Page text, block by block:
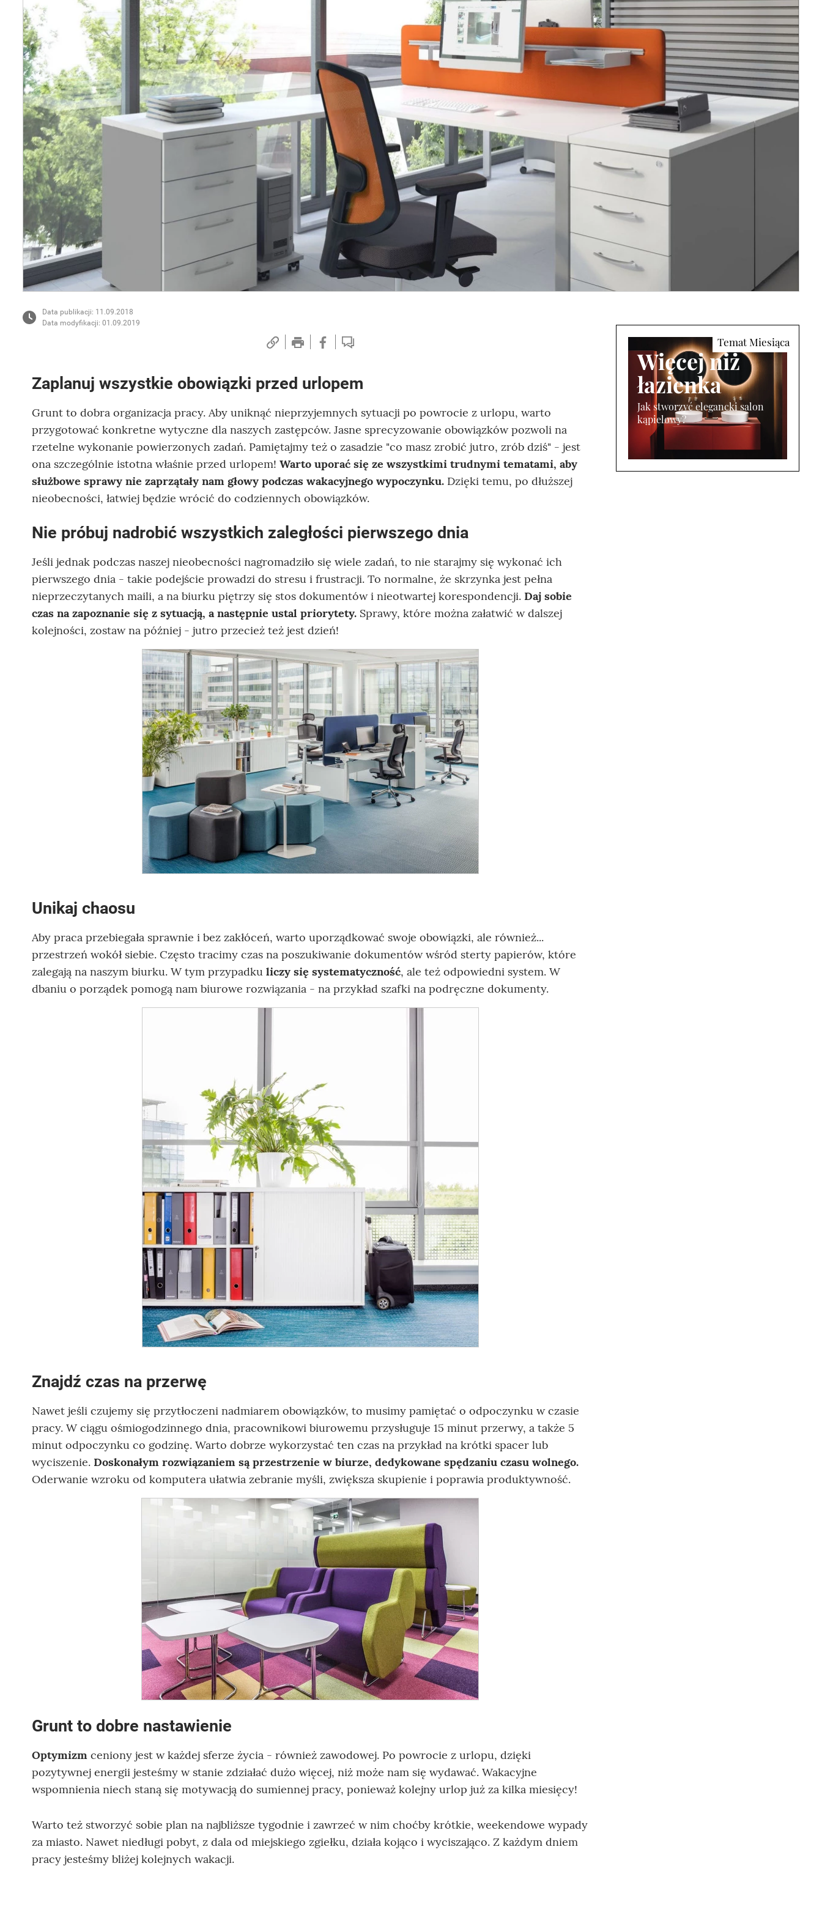
Wellnes
DIY
Data publikacji: 11.09.2018
Data modyfikacji: 01.09.2019
Zaplanuj wszystkie obowiązki przed urlopem
Grunt to dobra organizacja pracy. Aby uniknąć nieprzyjemnych sytuacji po powrocie z urlopu, warto
przygotować konkretne wytyczne dla naszych zastępców. Jasne sprecyzowanie obowiązków pozwoli na
rzetelne wykonanie powierzonych zadań. Pamiętajmy też o zasadzie "co masz zrobić jutro, zrób dziś" - jest
ona szczególnie istotna właśnie przed urlopem! Warto uporać się ze wszystkimi trudnymi tematami, aby
służbowe sprawy nie zaprzątały nam głowy podczas wakacyjnego wypoczynku. Dzięki temu, po dłuższej
nieobecności, łatwiej będzie wrócić do codziennych obowiązków.
Nie próbuj nadrobić wszystkich zaległości pierwszego dnia
Jeśli jednak podczas naszej nieobecności nagromadziło się wiele zadań, to nie starajmy się wykonać ich
pierwszego dnia - takie podejście prowadzi do stresu i frustracji. To normalne, że skrzynka jest pełna
nieprzeczytanych maili, a na biurku piętrzy się stos dokumentów i nieotwartej korespondencji. Daj sobie
czas na zapoznanie się z sytuacją, a następnie ustal priorytety. Sprawy, które można załatwić w dalszej
kolejności, zostaw na później - jutro przecież też jest dzień!
Unikaj chaosu
Aby praca przebiegała sprawnie i bez zakłóceń, warto uporządkować swoje obowiązki, ale również...
przestrzeń wokół siebie. Często tracimy czas na poszukiwanie dokumentów wśród sterty papierów, które
zalegają na naszym biurku. W tym przypadku liczy się systematyczność, ale też odpowiedni system. W
dbaniu o porządek pomogą nam biurowe rozwiązania - na przykład szafki na podręczne dokumenty.
Znajdź czas na przerwę
Nawet jeśli czujemy się przytłoczeni nadmiarem obowiązków, to musimy pamiętać o odpoczynku w czasie
pracy. W ciągu ośmiogodzinnego dnia, pracownikowi biurowemu przysługuje 15 minut przerwy, a także 5
minut odpoczynku co godzinę. Warto dobrze wykorzystać ten czas na przykład na krótki spacer lub
wyciszenie. Doskonałym rozwiązaniem są przestrzenie w biurze, dedykowane spędzaniu czasu wolnego.
Oderwanie wzroku od komputera ułatwia zebranie myśli, zwiększa skupienie i poprawia produktywność.
Grunt to dobre nastawienie
Optymizm ceniony jest w każdej sferze życia - również zawodowej. Po powrocie z urlopu, dzięki
pozytywnej energii jesteśmy w stanie zdziałać dużo więcej, niż może nam się wydawać. Wakacyjne
wspomnienia niech staną się motywacją do sumiennej pracy, ponieważ kolejny urlop już za kilka miesięcy!
Warto też stworzyć sobie plan na najbliższe tygodnie i zawrzeć w nim choćby krótkie, weekendowe wypady
za miasto. Nawet niedługi pobyt, z dala od miejskiego zgiełku, działa kojąco i wyciszająco. Z każdym dniem
pracy jesteśmy bliżej kolejnych wakacji.
Więcej niż
łazienka
Jak stworzyć elegancki salon
kąpielowy?